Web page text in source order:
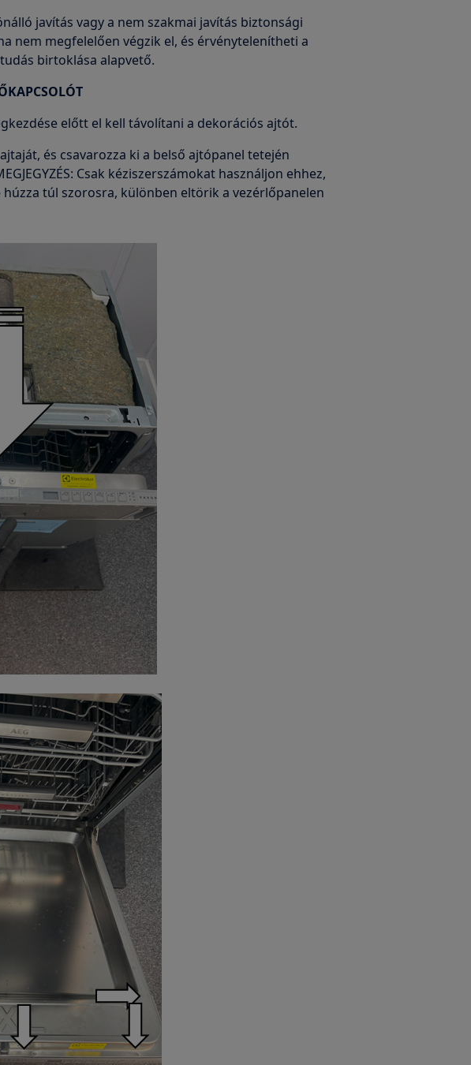
javítás vagy a nem szakmai javítás biztonsági
nem megfelelően végzik el, és érvénytelenítheti a
birtoklása alapvető.
előtt el kell távolítani a dekorációs ajtót.
és csavarozza ki a belső ajtópanel tetején
Csak kéziszerszámokat használjon ehhez,
húzza túl szorosra, különben eltörik a vezérlőpanelen